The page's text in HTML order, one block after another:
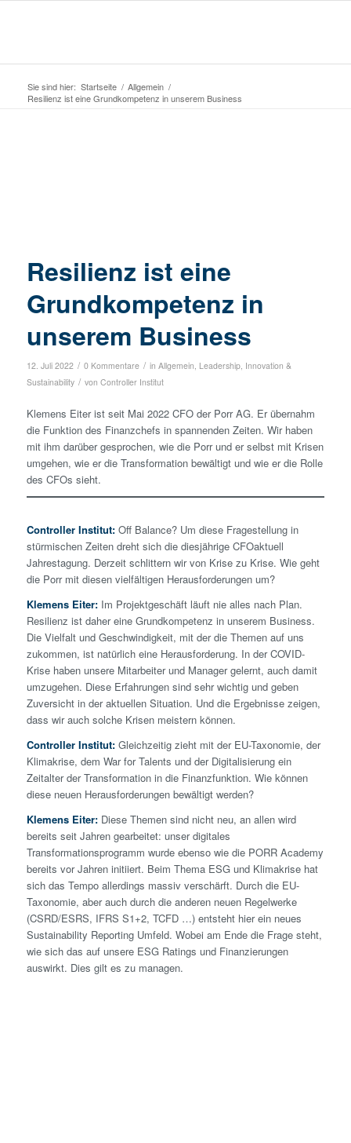
Sie sind hier: Startseite / Allgemein /
Resilienz ist eine Grundkompetenz in unserem Business
Resilienz ist eine
Grundkompetenz in
unserem Business
12. Juli 2022 / 0 Kommentare / in Allgemein Leadership, Innovation &
Sustainability / von Controller Institut
Klemens Eiter ist seit Mai 2022 CFO der Porr AG. Er übernahm
die Funktion des Finanzchefs in spannenden Zeiten. Wir haben
mit ihm darüber gesprochen, wie die Porr und er selbst mit Krisen
umgehen, wie er die Transformation bewältigt und wie er die Rolle
des CFOs sieht.
Controller Institut:Off Balance? Um diese Fragestellung in
stürmischen Zeiten dreht sich die diesjährige CFOaktuell
Jahrestagung. Derzeit schlittern wir von Krise zu Krise. Wie geht
die Porr mit diesen vielfältigen Herausforderungen um?
Klemens Eiter:Im Projektgeschäft läuft nie alles nach Plan.
Resilienz ist daher eine Grundkompetenz in unserem Business.
Die Vielfalt und Geschwindigkeit, mit der die Themen auf uns
zukommen, ist natürlich eine Herausforderung. In der COVID-
Krise haben unsere Mitarbeiter und Manager gelernt, auch damit
umzugehen. Diese Erfahrungen sind sehr wichtig und geben
Zuversicht in der aktuellen Situation. Und die Ergebnisse zeigen,
dass wir auch solche Krisen meistern können.
Controller Institut:Gleichzeitig zieht mit der EU-Taxonomie, der
Klimakrise, dem War for Talents und der Digitalisierung ein
Zeitalter der Transformation in die Finanzfunktion. Wie können
diese neuen Herausforderungen bewältigt werden?
Klemens Eiter:Diese Themen sind nicht neu, an allen wird
bereits seit Jahren gearbeitet: unser digitales
Transformationsprogramm wurde ebenso wie die PORR Academy
bereits vor Jahren initiiert. Beim Thema ESG und Klimakrise hat
sich das Tempo allerdings massiv verschärft. Durch die EU-
Taxonomie, aber auch durch die anderen neuen Regelwerke
(CSRD/ESRS, IFRS S1+2, TCFD …) entsteht hier ein neues
Sustainability Reporting Umfeld. Wobei am Ende die Frage steht,
wie sich das auf unsere ESG Ratings und Finanzierungen
auswirkt. Dies gilt es zu managen.